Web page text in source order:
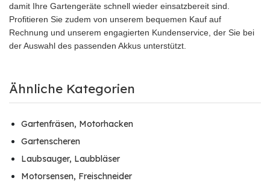
damit Ihre Gartengeräte schnell wieder einsatzbereit sind.
Profitieren Sie zudem von unserem bequemen Kauf auf
Rechnung und unserem engagierten Kundenservice, der Sie bei
der Auswahl des passenden Akkus unterstützt.
Ähnliche Kategorien
Gartenfräsen, Motorhacken
Gartenscheren
Laubsauger, Laubbläser
Motorsensen, Freischneider